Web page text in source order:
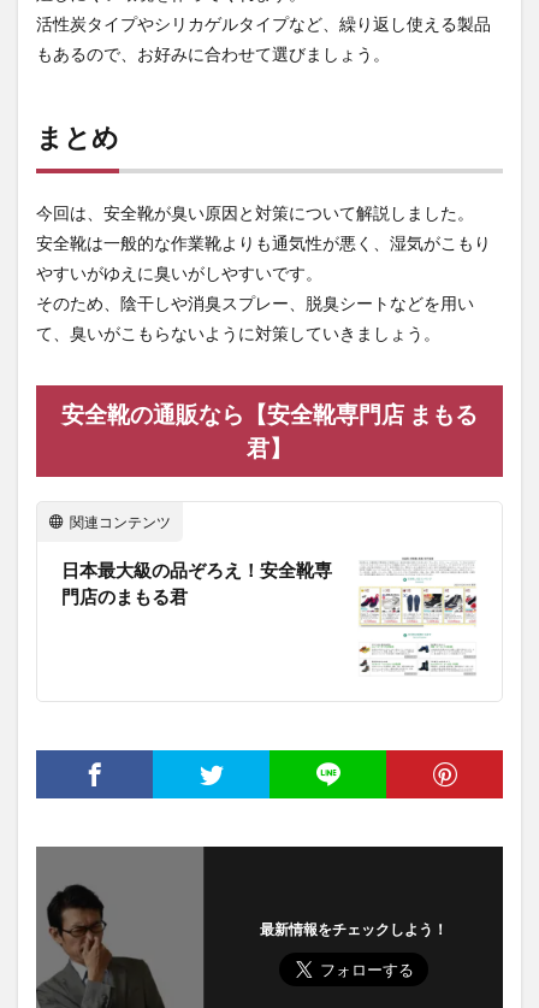
活性炭タイプやシリカゲルタイプなど、繰り返し使える製品
もあるので、お好みに合わせて選びましょう。
まとめ
今回は、安全靴が臭い原因と対策について解説しました。
安全靴は一般的な作業靴よりも通気性が悪く、湿気がこもり
やすいがゆえに臭いがしやすいです。
そのため、陰干しや消臭スプレー、脱臭シートなどを用い
て、臭いがこもらないように対策していきましょう。
安全靴の通販なら【安全靴専門店 まもる
君】
関連コンテンツ
日本最大級の品ぞろえ！安全靴専
門店のまもる君
最新情報をチェックしよう！